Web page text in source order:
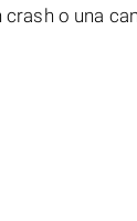
o una